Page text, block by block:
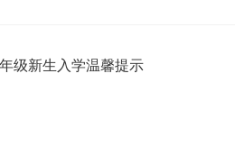
级新生入学温馨提示